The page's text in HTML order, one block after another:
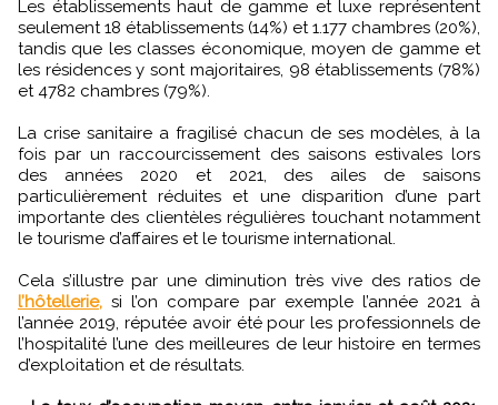
Les établissements haut de gamme et luxe représentent
seulement 18 établissements (14%) et 1.177 chambres (20%),
tandis que les classes économique, moyen de gamme et
les résidences y sont majoritaires, 98 établissements (78%)
et 4782 chambres (79%).
La crise sanitaire a fragilisé chacun de ses modèles, à la
fois par un raccourcissement des saisons estivales lors
des années 2020 et 2021, des ailes de saisons
particulièrement réduites et une disparition d’une part
importante des clientèles régulières touchant notamment
le tourisme d’affaires et le tourisme international.
Cela s’illustre par une diminution très vive des ratios de
l’hôtellerie, si l’on compare par exemple l’année 2021 à
l’année 2019, réputée avoir été pour les professionnels de
l’hospitalité l’une des meilleures de leur histoire en termes
d’exploitation et de résultats.